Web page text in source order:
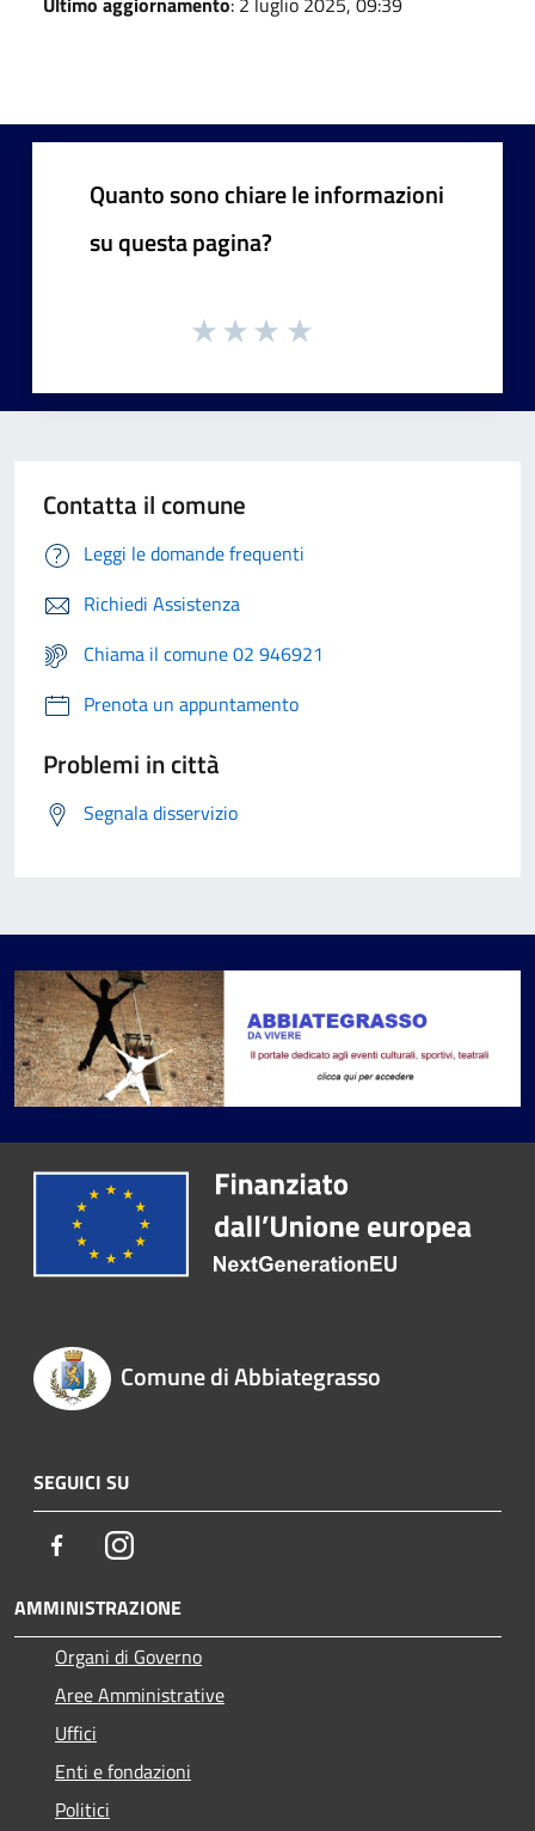
Quanto sono chiare le informazioni
su questa pagina?
Contatta il comune
Leggi le domande frequenti
Richiedi Assistenza
Chiama il comune 02 946921
Prenota un appuntamento
Problemi in città
Segnala disservizio
Comune di Abbiategrasso
SEGUICI SU
FacebookInstagram
AMMINISTRAZIONE
Organi di Governo
Aree Amministrative
Uffici
Enti e fondazioni
Politici